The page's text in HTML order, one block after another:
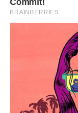
Commit!
BRAINBERRIES